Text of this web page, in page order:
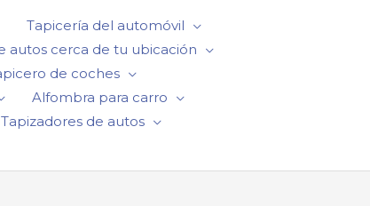
Tapicería del automóvil
autos cerca de tu ubicación
de coches
Alfombra para carro
Tapizadores de autos